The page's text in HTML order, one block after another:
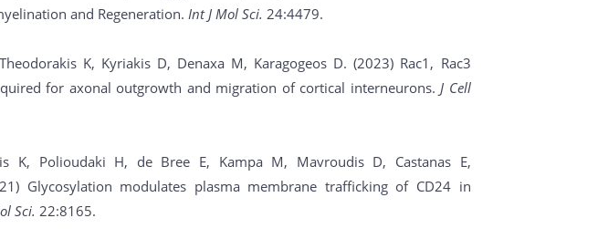
and Regeneration.Int J Mol Sci. 24:4479.
K, Kyriakis D, Denaxa M, Karagogeos D. (2023) Rac1, Rac3
for axonal outgrowth and migration of cortical interneurons.J Cell
K, Polioudaki H, de Bree E, Kampa M, Mavroudis D, Castanas E,
Glycosylation modulates plasma membrane trafficking of CD24 in
Sci. 22:8165.